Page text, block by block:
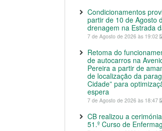
Condicionamentos
partir de 10 de Agosto
drenagem na Estrada
7 de Agosto de 2026 às 19:02
Retoma do
de autocarros na
Pereira a partir de
de localização da
Cidade” para
espera
7 de Agosto de 2026 às 18:47
CB realizou a
51.º Curso de